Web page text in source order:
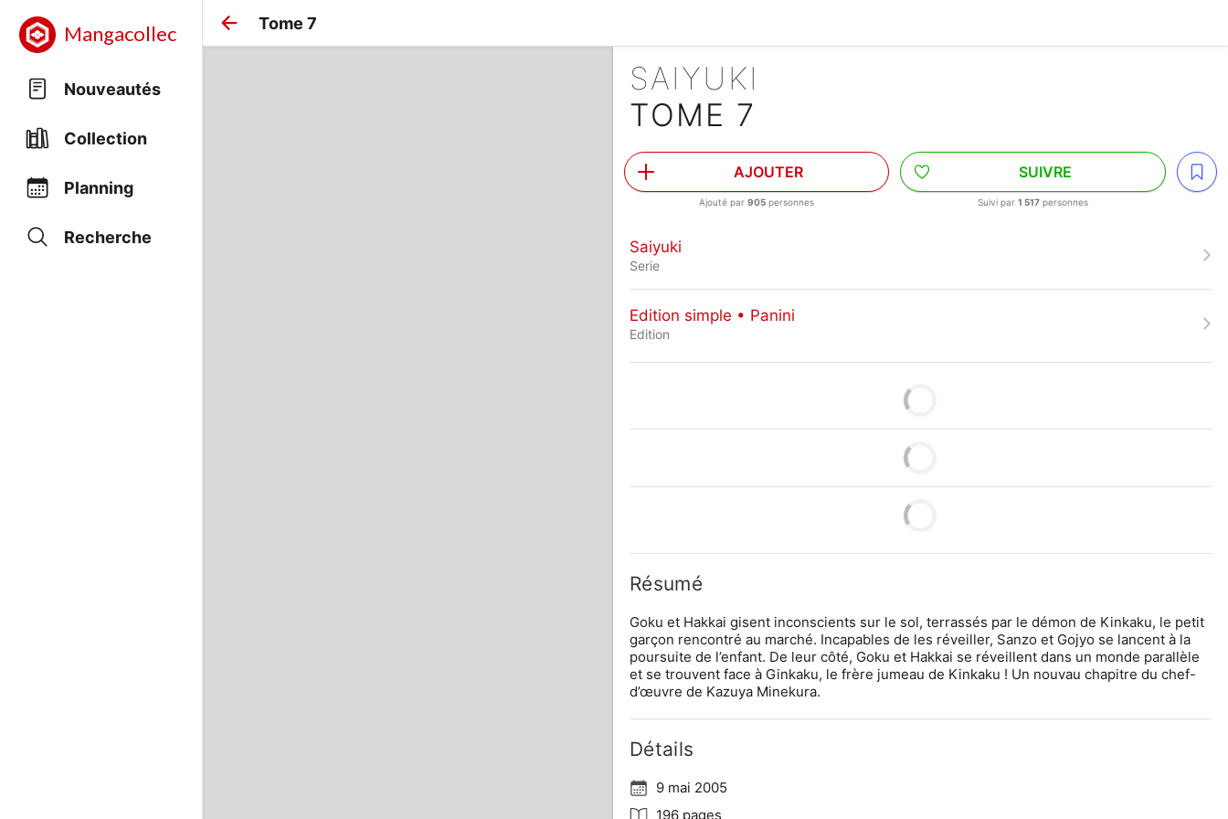
Mangacollec
Nouveautés
Collection
Planning
Recherche
Tome 7
SAIYUKI
TOME 7
AJOUTER
Ajouté par905 personnes
SUIVRE
Suivi par1 517 personnes
Saiyuki
Serie
Edition simple • Panini
Edition
Résumé
Goku et Hakkai gisent inconscients sur le sol, terrassés par le démon de Kinkaku, le petit
garçon rencontré au marché. Incapables de les réveiller, Sanzo et Gojyo se lancent à la
poursuite de l’enfant. De leur côté, Goku et Hakkai se réveillent dans un monde parallèle
et se trouvent face à Ginkaku, le frère jumeau de Kinkaku ! Un nouvau chapitre du chef-
d’œuvre de Kazuya Minekura.
Détails
9 mai 2005
196 pages